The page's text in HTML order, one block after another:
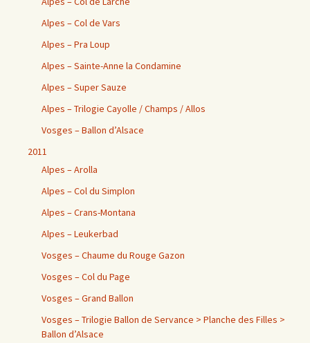
Alpes – Col de Vars
Alpes – Pra Loup
Alpes – Sainte-Anne la Condamine
Alpes – Super Sauze
Alpes – Trilogie Cayolle / Champs / Allos
Vosges – Ballon d’Alsace
2011
Alpes – Arolla
Alpes – Col du Simplon
Alpes – Crans-Montana
Alpes – Leukerbad
Vosges – Chaume du Rouge Gazon
Vosges – Col du Page
Vosges – Grand Ballon
Vosges – Trilogie Ballon de Servance > Planche des Filles >
Ballon d’Alsace